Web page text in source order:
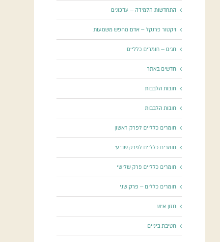
התחדשות הלמידה – עדכונים
ויקטור פרנקל – אדם מחפש משמעות
חגים – חומרים כלליים
חדשים באתר
חובות הלבבות
חובות הלבבות
חומרים כלליים לפרק ראשון
חומרים כלליים לפרק שביעי
חומרים כלליים פרק שלישי
חומרים כללים – פרק שני
חזון איש
חטיבת ביניים